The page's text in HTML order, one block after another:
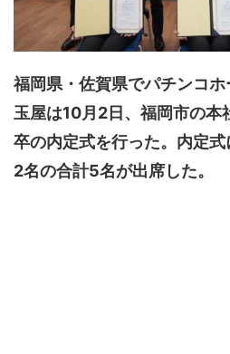
福岡県・佐賀県でパチンコ
玉屋は10月2日、福岡市の
卒の内定式を行った。内定
2名の合計5名が出席した。